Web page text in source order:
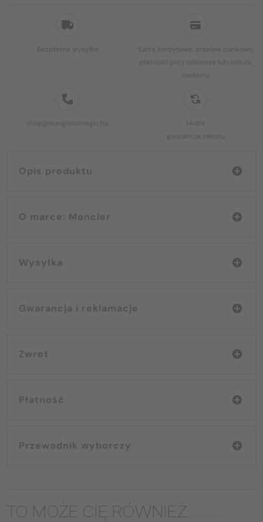
Bezpłatna wysyłka
Karta kredytowa, przelew bankowy,
płatność przy odbiorze lub odbiór
osobisty
shop@sunglassmagic.hu
14 dni
gwarancja zwrotu
Opis produktu
O marce: Moncler
Wysyłka
Gwarancja i reklamacje
Zwrot
Płatność
Przewodnik wyborczy
TO MOŻE CIĘ RÓWNIEŻ